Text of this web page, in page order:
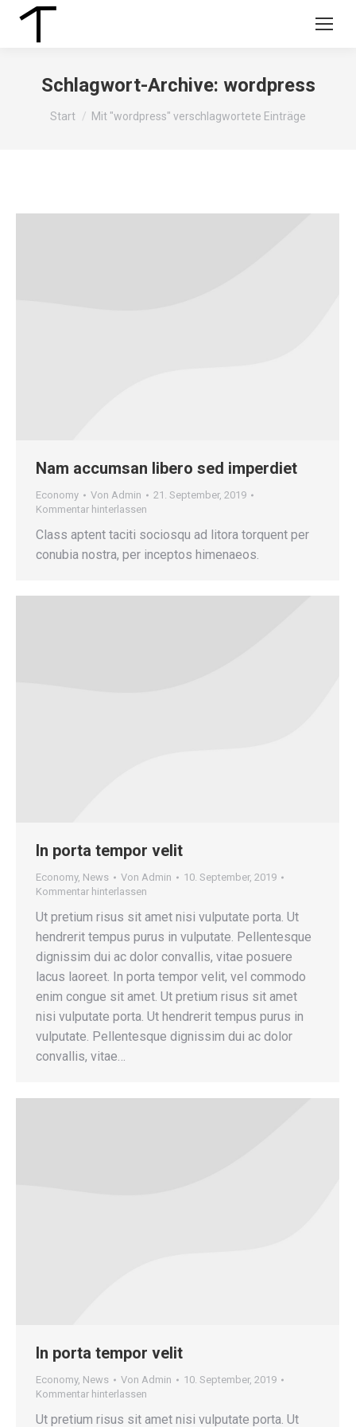
Schlagwort-Archive: wordpress
Sie befinden sich hier:
Start Mit "wordpress" verschlagwortete Einträge
Nam accumsan libero sed imperdiet
Economy Von Admin
21. September, 2019
Kommentar hinterlassen
Class aptent taciti sociosqu ad litora torquent per
conubia nostra, per inceptos himenaeos.
In porta tempor velit
Economy, News Von Admin
10. September, 2019
Kommentar hinterlassen
Ut pretium risus sit amet nisi vulputate porta. Ut
hendrerit tempus purus in vulputate. Pellentesque
dignissim dui ac dolor convallis, vitae posuere
lacus laoreet. In porta tempor velit, vel commodo
enim congue sit amet. Ut pretium risus sit amet
nisi vulputate porta. Ut hendrerit tempus purus in
vulputate. Pellentesque dignissim dui ac dolor
convallis, vitae…
In porta tempor velit
Economy, News Von Admin
10. September, 2019
Kommentar hinterlassen
Ut pretium risus sit amet nisi vulputate porta. Ut